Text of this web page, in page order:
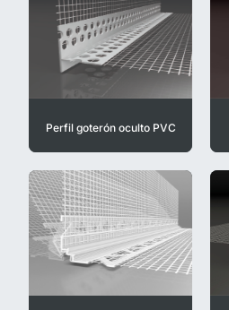
Perfil goterón oculto PVC